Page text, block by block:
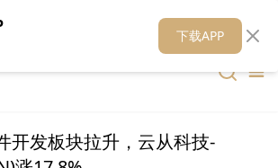
财华媒体矩阵 财华智库
开发板块拉升，云从科技-
下载APP